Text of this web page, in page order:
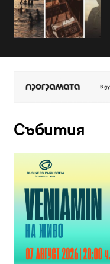
Събития